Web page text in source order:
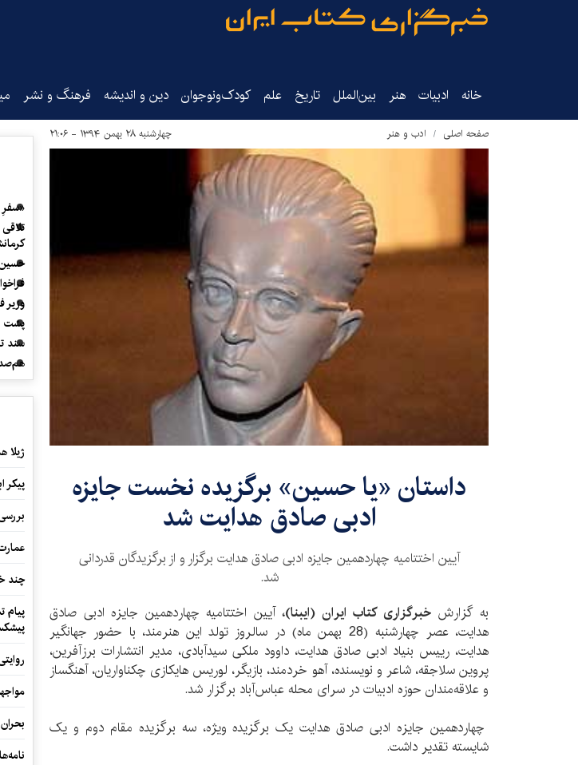
خانه ادبیات هنر بین‌الملل تاریخ‌ علم کودک‌ونوجوان دین و اندیشه فرهنگ و نشر
صفحه اصلی ادب و هنر چهارشنبه ۲۸ بهمن ۱۳۹۴ - ۲۱:۰۶
داستان «یا حسین» برگزیده نخست جایزه
ادبی صادق هدایت شد
آیین اختتامیه چهاردهمین جایزه ادبی صادق هدایت برگزار و از برگزیدگان قدردانی
شد.
به گزارشخبرگزاری کتاب ایران (ایبنا)،آیین اختتامیه چهاردهمین جایزه ادبی صادق
هدایت، عصر چهارشنبه (28 بهمن ماه) در سالروز تولد این هنرمند، با حضور جهانگیر
هدایت، رییس بنیاد ادبی صادق هدایت، داوود ملکی سیدآبادی، مدیر انتشارات برزآفرین،
پروین سلاجقه، شاعر و نویسنده، آهو خردمند، بازیگر، لوریس هایکازی چکناواریان، آهنگساز
و علاقه‌مندان حوزه ادبیات در سرای محله عباس‌آباد برگزار شد.
چهاردهمین جایزه ادبی صادق هدایت یک برگزیده ویژه، سه برگزیده مقام دوم و یک
شایسته تقدیر داشت.
«سفرِ
حسین
پشت
سند
ژیلا
پیکر
چند
پیام